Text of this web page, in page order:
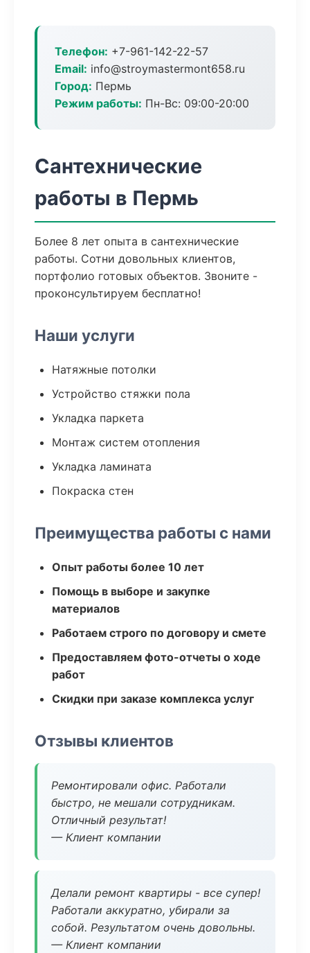
Телефон: +7-961-142-22-57
Email: info@stroymastermont658.ru
Город: Пермь
Режим работы: Пн-Вс: 09:00-20:00
Сантехнические
работы в Пермь
Более 8 лет опыта в сантехнические
работы. Сотни довольных клиентов,
портфолио готовых объектов. Звоните -
проконсультируем бесплатно!
Наши услуги
Натяжные потолки
Устройство стяжки пола
Укладка паркета
Монтаж систем отопления
Укладка ламината
Покраска стен
Преимущества работы с нами
Опыт работы более 10 лет
Помощь в выборе и закупке
материалов
Работаем строго по договору и смете
Предоставляем фото-отчеты о ходе
работ
Скидки при заказе комплекса услуг
Отзывы клиентов
Ремонтировали офис. Работали
быстро, не мешали сотрудникам.
Отличный результат!
— Клиент компании
Делали ремонт квартиры - все супер!
Работали аккуратно, убирали за
собой. Результатом очень довольны.
— Клиент компании